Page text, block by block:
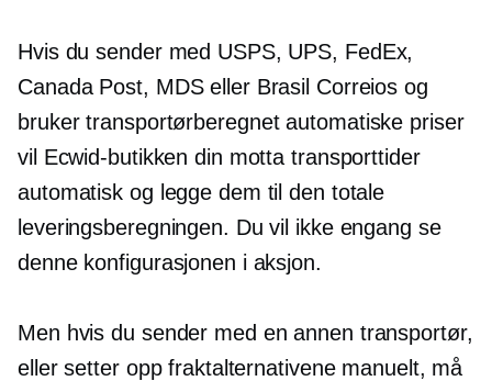
Hvis du sender med USPS, UPS, FedEx,
Canada Post, MDS eller Brasil Correios og
brukertransportørberegnetautomatiske priser
vil Ecwid-butikken din motta transporttider
automatisk og legge dem til den totale
leveringsberegningen. Du vil ikke engang se
denne konfigurasjonen i aksjon.
Men hvis du sender med en annen transportør,
eller setter opp fraktalternativene manuelt, må